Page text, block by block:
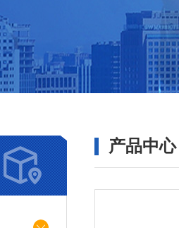
产品中心